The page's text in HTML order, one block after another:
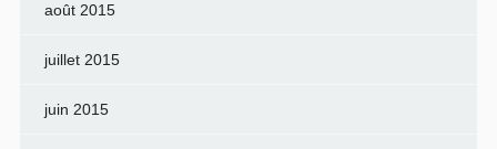
août 2015
juillet 2015
juin 2015